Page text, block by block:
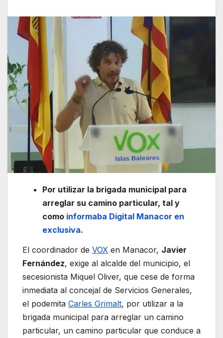
Por utilizar la brigada municipal para
arreglar su camino particular, tal y
como informaba Digital Manacor en
exclusiva.
El coordinador de VOX en Manacor, Javier
Fernández, exige al alcalde del municipio, el
secesionista Miquel Oliver, que cese de forma
inmediata al concejal de Servicios Generales,
el podemita Carles Grimalt, por utilizar a la
brigada municipal para arreglar un camino
particular, un camino particular que conduce a